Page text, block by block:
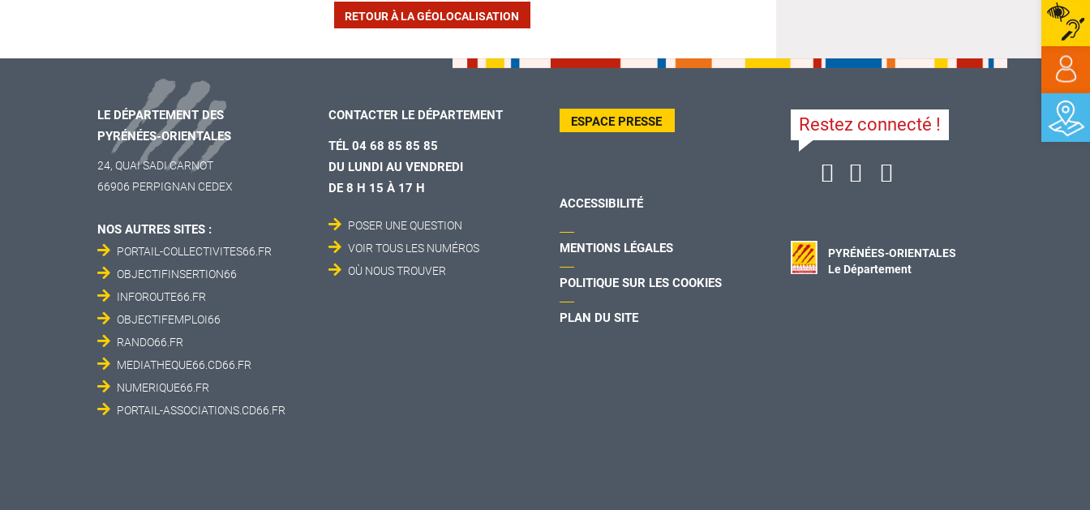
RETOUR À LA GÉOLOCALISATION
LE DÉPARTEMENT DES
PYRÉNÉES-ORIENTALES
24, QUAI SADI CARNOT
66906 PERPIGNAN CEDEX
NOS AUTRES SITES :
PORTAIL-COLLECTIVITES66.FR
OBJECTIFINSERTION66
INFOROUTE66.FR
OBJECTIFEMPLOI66
RANDO66.FR
MEDIATHEQUE66.CD66.FR
NUMERIQUE66.FR
PORTAIL-ASSOCIATIONS.CD66.FR
CONTACTER LE DÉPARTEMENT
TÉL 04 68 85 85 85
DU LUNDI AU VENDREDI
DE 8 H 15 À 17 H
POSER UNE QUESTION
VOIR TOUS LES NUMÉROS
OÙ NOUS TROUVER
ESPACE PRESSE
ACCESSIBILITÉ
MENTIONS LÉGALES
POLITIQUE SUR LES COOKIES
PLAN DU SITE
Restez connecté !
PYRÉNÉES-ORIENTALES
Le Département